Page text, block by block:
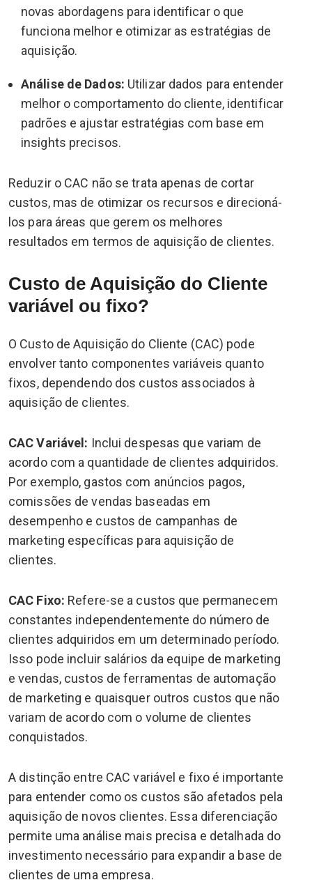
novas abordagens para identificar o que
funciona melhor e otimizar as estratégias de
aquisição.
Análise de Dados: Utilizar dados para entender
melhor o comportamento do cliente, identificar
padrões e ajustar estratégias com base em
insights precisos.
Reduzir o CAC não se trata apenas de cortar
custos, mas de otimizar os recursos e direcioná-
los para áreas que gerem os melhores
resultados em termos de aquisição de clientes.
Custo de Aquisição do Cliente
variável ou fixo?
O Custo de Aquisição do Cliente (CAC) pode
envolver tanto componentes variáveis quanto
fixos, dependendo dos custos associados à
aquisição de clientes.
CAC Variável: Inclui despesas que variam de
acordo com a quantidade de clientes adquiridos.
Por exemplo, gastos com anúncios pagos,
comissões de vendas baseadas em
desempenho e custos de campanhas de
marketing específicas para aquisição de
clientes.
CAC Fixo: Refere-se a custos que permanecem
constantes independentemente do número de
clientes adquiridos em um determinado período.
Isso pode incluir salários da equipe de marketing
e vendas, custos de ferramentas de automação
de marketing e quaisquer outros custos que não
variam de acordo com o volume de clientes
conquistados.
A distinção entre CAC variável e fixo é importante
para entender como os custos são afetados pela
aquisição de novos clientes. Essa diferenciação
permite uma análise mais precisa e detalhada do
investimento necessário para expandir a base de
clientes de uma empresa.